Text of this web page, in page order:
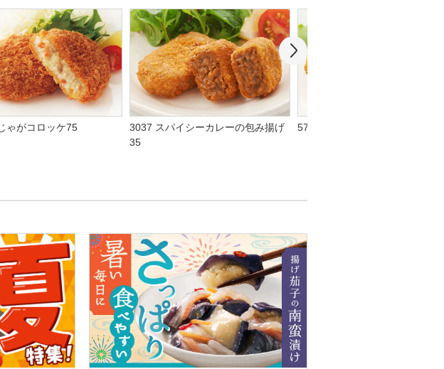
ゃがコロッケ75
3037 スパイシーカレーの包み揚げ
35
5791 カレー包みメンチ60